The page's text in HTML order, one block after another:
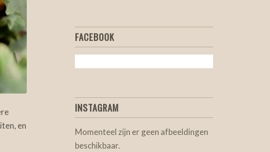
en
FACEBOOK
INSTAGRAM
Momenteel zijn er geen afbeeldingen
beschikbaar.